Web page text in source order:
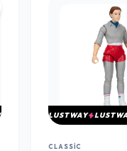
LUSTWAY
CLASSIC